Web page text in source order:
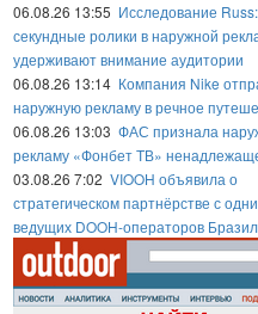
06.08.26 13:55 Исследование
секундные ролики в наружной
удерживают внимание аудитории
06.08.26 13:14 Компания Nike
наружную рекламу в речное
06.08.26 13:03 ФАС признала
рекламу «Фонбет ТВ»
03.08.26 7:02 VIOOH объявила о
стратегическом партнёрстве с
ведущих DOOH-операторов